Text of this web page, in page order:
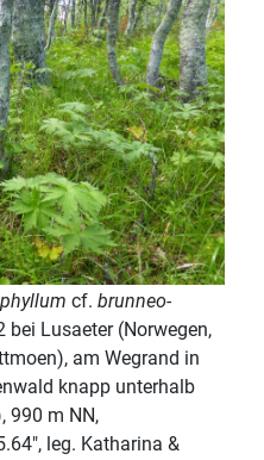
cf. brunneo-
bei Lusaeter (Norwegen,
am Wegrand in
knapp unterhalb
990 m NN,
leg. Katharina &